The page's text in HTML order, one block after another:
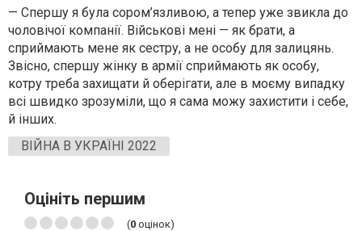
— Спершу я була сором’язливою, а тепер уже звикла до
чоловічої компанії. Військові мені — як брати, а
сприймають мене як сестру, а не особу для залицянь.
Звісно, спершу жінку в армії сприймають як особу,
котру треба захищати й оберігати, але в моєму випадку
всі швидко зрозуміли, що я сама можу захистити і себе,
й інших.
ВІЙНА В УКРАЇНІ 2022
Оцініть першим
(0 оцінок)